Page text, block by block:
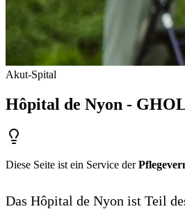
Akut-Spital
Hôpital de Nyon -
Diese Seite ist ein Service der
Das Hôpital de Nyon ist Teil